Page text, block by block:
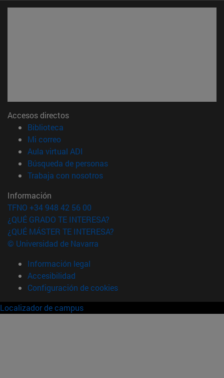
Accesos directos
Biblioteca
Mi correo(abre en nueva ventana)
Aula virtual ADI
Búsqueda de personas(abre en nueva ventana)
Trabaja con nosotros(abre en nueva ventana)
Información
TFNO +34 948 42 56 00
¿QUÉ GRADO TE INTERESA?
¿QUÉ MÁSTER TE INTERESA?
© Universidad de Navarra
Información legal
Accesibilidad
Configuración de cookies
Localizador de campus